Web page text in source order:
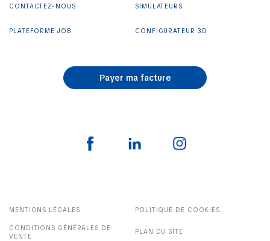
CONTACTEZ-NOUS
PLATEFORME JOB
SIMULATEURS
CONFIGURATEUR 3D
Payer ma facture
MENTIONS LÉGALES POLITIQUE DE COOKIES
CONDITIONS GÉNÉRALES DE
VENTE
PLAN DU SITE